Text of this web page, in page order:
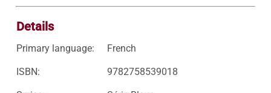
Details
Primary language: French
ISBN: 9782758539018